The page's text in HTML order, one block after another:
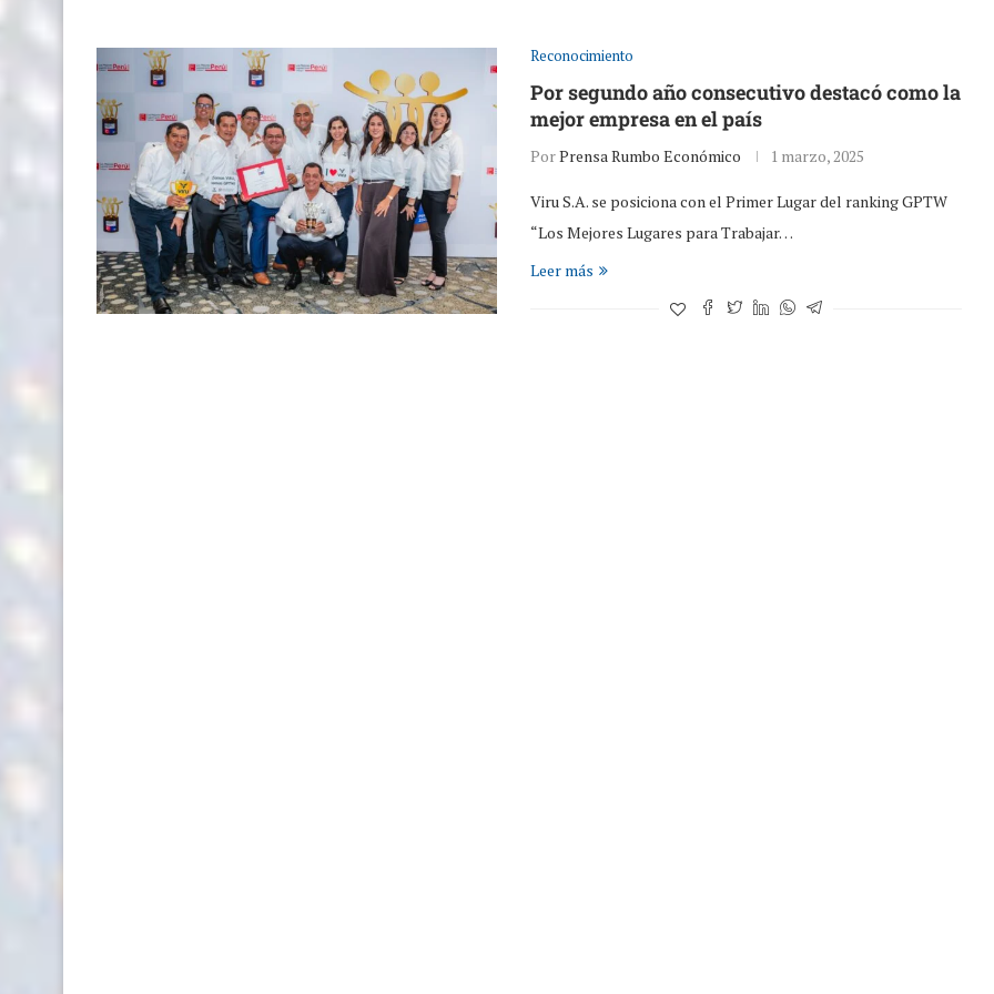
Reconocimiento
Por segundo año consecutivo destacó como la
mejor empresa en el país
PorPrensa Rumbo Económico 1 marzo, 2025
Viru S.A. se posiciona con el Primer Lugar del ranking GPTW
“Los Mejores Lugares para Trabajar…
Leer más